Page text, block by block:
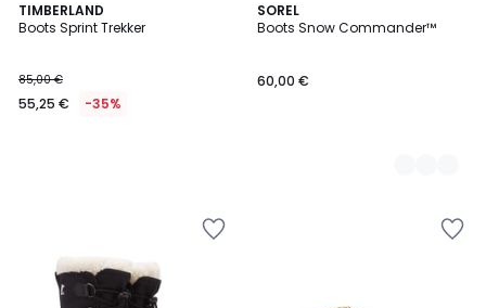
TIMBERLAND
Boots Sprint Trekker
85,00 €
55,25 € -35%
SOREL
Boots Snow Commander™
60,00 €
2
Couleurs